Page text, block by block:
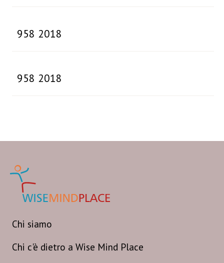
958 2018
958 2018
Chi siamo
Chi c'è dietro a Wise Mind Place